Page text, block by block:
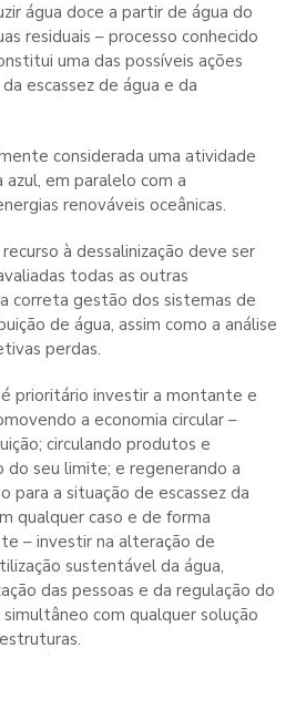
água doce a partir de água do
residuais – processo conhecido
uma das possíveis ações
escassez de água e da
considerada uma atividade
em paralelo com a
renováveis oceânicas.
à dessalinização deve ser
todas as outras
correta gestão dos sistemas de
de água, assim como a análise
perdas.
prioritário investir a montante e
a economia circular –
circulando produtos e
seu limite; e regenerando a
para a situação de escassez da
qualquer caso e de forma
– investir na alteração de
sustentável da água,
das pessoas e da regulação do
com qualquer solução